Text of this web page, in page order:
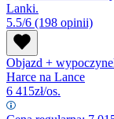
5.5/6 (198 opinii)
Objazd +
Harce na Lance
6 415zł/os.